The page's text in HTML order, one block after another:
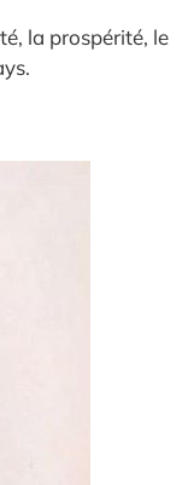
la prospérité, le